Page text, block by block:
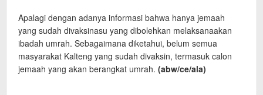
Apalagi dengan adanya informasi bahwa hanya jemaah
yang sudah divaksinasu yang dibolehkan melaksanaakan
ibadah umrah. Sebagaimana diketahui, belum semua
masyarakat Kalteng yang sudah divaksin, termasuk calon
jemaah yang akan berangkat umrah. (abw/ce/ala)